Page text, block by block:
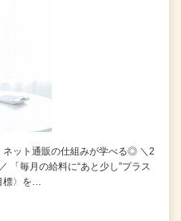
ネット通販の仕組みが学べる◎ ＼2
「毎月の給料に“あと少し”プラス
標〉を…